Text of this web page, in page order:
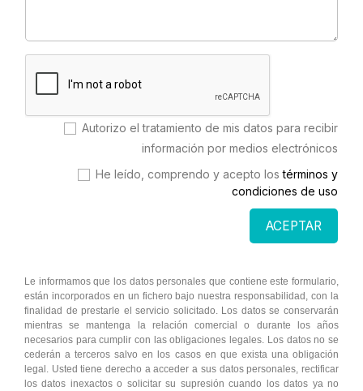
Autorizo el tratamiento de mis datos para recibir
información por medios electrónicos
He leído, comprendo y acepto lostérminos y
condiciones de uso
ACEPTAR
Le informamos que los datos personales que contiene este formulario,
están incorporados en un fichero bajo nuestra responsabilidad, con la
finalidad de prestarle el servicio solicitado. Los datos se conservarán
mientras se mantenga la relación comercial o durante los años
necesarios para cumplir con las obligaciones legales. Los datos no se
cederán a terceros salvo en los casos en que exista una obligación
legal. Usted tiene derecho a acceder a sus datos personales, rectificar
los datos inexactos o solicitar su supresión cuando los datos ya no